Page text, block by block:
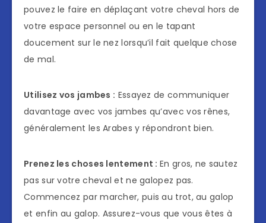
pouvez le faire en déplaçant votre cheval hors de
votre espace personnel ou en le tapant
doucement sur le nez lorsqu’il fait quelque chose
de mal.
Utilisez vos jambes : Essayez de communiquer
davantage avec vos jambes qu’avec vos rênes,
généralement les Arabes y répondront bien.
Prenez les choses lentement : En gros, ne sautez
pas sur votre cheval et ne galopez pas.
Commencez par marcher, puis au trot, au galop
et enfin au galop. Assurez-vous que vous êtes à